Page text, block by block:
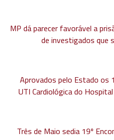
MP dá parecer favorável a
de investigados que
Aprovados pelo Estado os
UTI Cardiológica do
Três de Maio sedia 19º